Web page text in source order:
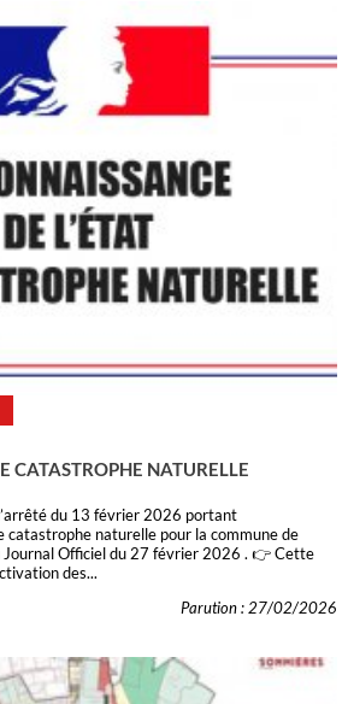
CATASTROPHE NATURELLE
du 13 février 2026 portant
catastrophe naturelle pour la commune de
Journal Officiel du 27 février 2026 . 👉 Cette
des...
Parution : 27/02/2026